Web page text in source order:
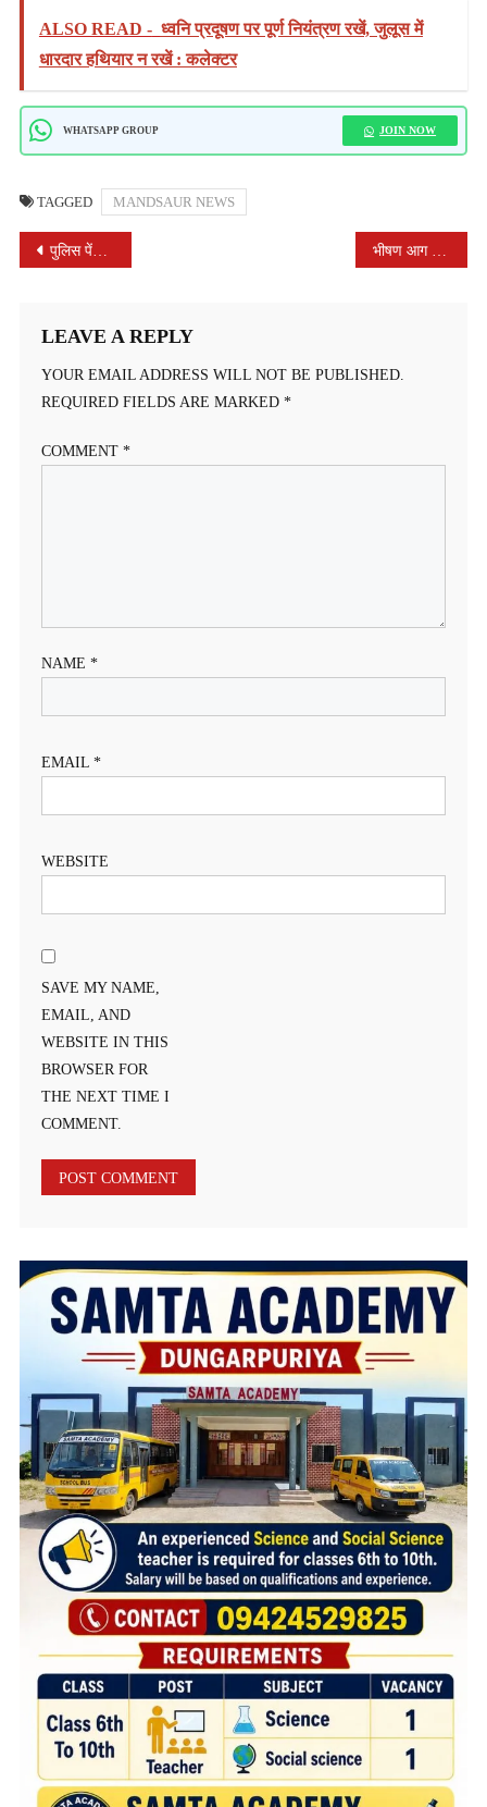
ALSO READ - ध्वनि प्रदूषण पर पूर्ण नियंत्रण रखें, जुलूस में
धारदार हथियार न रखें : कलेक्टर
WHATSAPP GROUP JOIN NOW
TAGGED MANDSAUR NEWS
POST
पुलिस पेंशनर संघ मध्य प्रदेश का प्रांतीय सम्मेलन एवं साधारण सभा का आयोजन मंदसौर में हुआ
LEAVE A REPLY
YOUR EMAIL ADDRESS WILL NOT BE PUBLISHED.
REQUIRED FIELDS ARE MARKED *
COMMENT *
NAME *
EMAIL *
WEBSITE
SAVE MY NAME,
EMAIL, AND
WEBSITE IN THIS
BROWSER FOR
THE NEXT TIME I
COMMENT.